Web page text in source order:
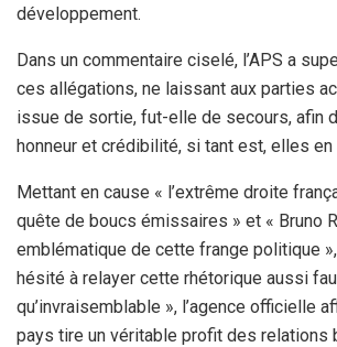
développement.
Dans un commentaire ciselé, l’APS a
ces allégations, ne laissant aux parties
issue de sortie, fut-elle de secours, afin
honneur et crédibilité, si tant est, elles en
Mettant en cause « l’extrême droite
quête de boucs émissaires » et « Bruno
emblématique de cette frange politique »,
hésité à relayer cette rhétorique aussi
qu’invraisemblable », l’agence officielle
pays tire un véritable profit des relations